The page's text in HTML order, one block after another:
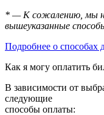
* — К сожалению, мы
вышеуказанные
Подробнее о способах
Как я могу оплатить
В зависимости от
следующие
способы оплаты: